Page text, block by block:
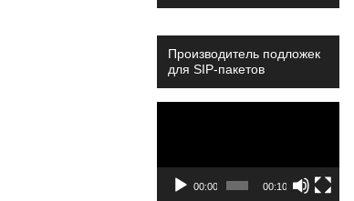
Производитель подложек
для SIP-пакетов
00:00 00:10